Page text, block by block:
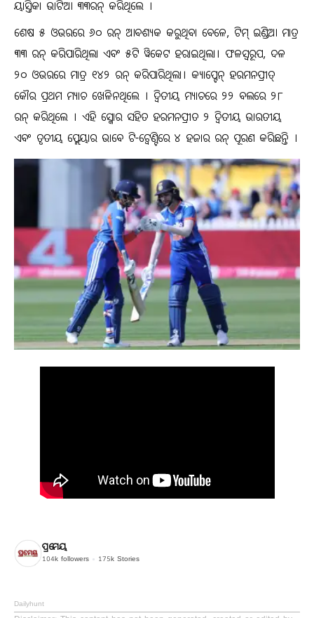
ୟାସ୍ତିକା ଭାଟିଆ ୩୩ରନ୍ କରିଥିଲେ ।
ଶେଷ ୫ ଓଭରରେ ୬୦ ରନ୍ ଆବଶ୍ୟକ କରୁଥିବା ବେଳେ, ଟିମ୍ ଇଣ୍ଡିଆ ମାତ୍ର
୩୩ ରନ୍ କରିପାରିଥିଲା ଏବଂ ୫ଟି ୱିକେଟ ହରାଇଥିଲା। ଫଳସ୍ୱରୂପ, ଦଳ
୨୦ ଓଭରରେ ମାତ୍ର ୧୪୨ ରନ୍ କରିପାରିଥିଲା। କ୍ୟାପ୍ଟେନ୍ ହରମନପ୍ରୀତ୍
କୌର ପ୍ରଥମ ମ୍ୟାଚ ଖେଳିନଥିଲେ । ଦ୍ୱିତୀୟ ମ୍ୟାଚରେ ୨୨ ବଲରେ ୨୮
ରନ୍ କରିଥିଲେ । ଏହି ସ୍କୋର ସହିତ ହରମନପ୍ରୀତ ୨ ଦ୍ୱିତୀୟ ଭାରତୀୟ
ଏବଂ ତୃତୀୟ ପ୍ଲେୟାର ଭାବେ ଟି-ଟ୍ୱେଣ୍ଟିରେ ୪ ହଜାର ରନ୍ ପୂରଣ କରିଛନ୍ତି ।
ପ୍ରମେୟ
104k followers 175k Stories
Dailyhunt